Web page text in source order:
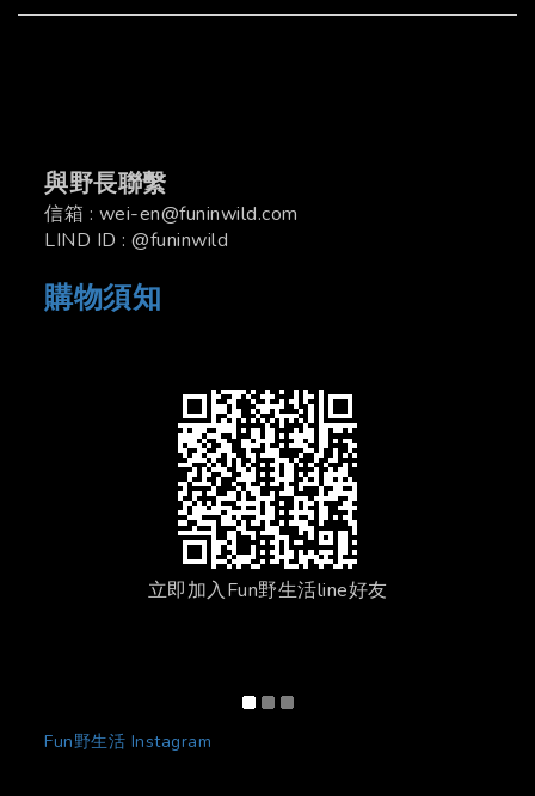
與野長聯繫
信箱 : wei-en@funinwild.com
LIND ID : @funinwild
購物須知
立即加入Fun野生活line好友
Fun野生活 Instagram